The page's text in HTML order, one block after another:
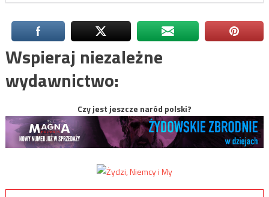
Wspieraj niezależne
wydawnictwo:
Czy jest jeszcze naród polski?